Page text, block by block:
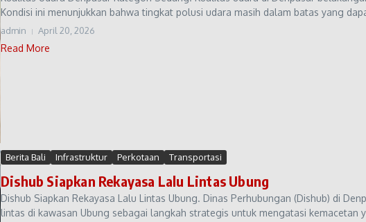
Kondisi ini menunjukkan bahwa tingkat polusi udara masih dalam batas yang
admin April 20, 2026
Read More
Berita Bali Infrastruktur Perkotaan Transportasi
Dishub Siapkan Rekayasa Lalu Lintas Ubung
Dishub Siapkan Rekayasa Lalu Lintas Ubung. Dinas Perhubungan (Dishub) di
lintas di kawasan Ubung sebagai langkah strategis untuk mengatasi kemacetan